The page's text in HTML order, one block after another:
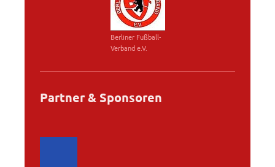
Berliner Fußball-
Verband e.V.
Partner & Sponsoren